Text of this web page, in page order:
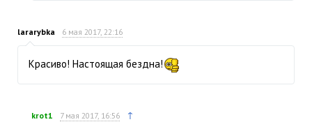
lararybka 6 мая 2017, 22:16
Красиво! Настоящая бездна!
krot1 7 мая 2017, 16:56 ↑